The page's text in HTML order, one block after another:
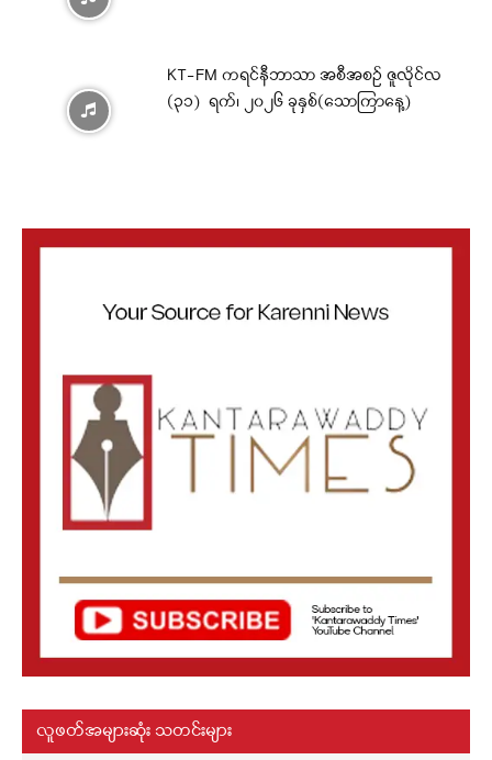
KT-FM ကရင်နီဘာသာ အစီအစဉ် ဇူလိုင်လ
(၃၁) ရက်၊ ၂၀၂၆ ခုနှစ်(သောကြာနေ့)
လူဖတ်အများဆုံး သတင်းများ